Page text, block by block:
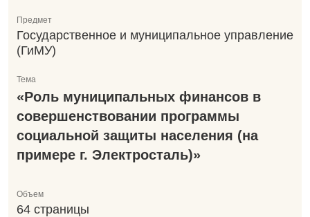
Предмет
Государственное и муниципальное управление
(ГиМУ)
Тема
«Роль муниципальных финансов в
совершенствовании программы
социальной защиты населения (на
примере г. Электросталь)»
Объем
64 страницы